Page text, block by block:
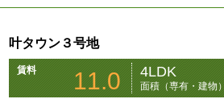
叶タウン３号地
賃料 11.0 4LDK
面積（専有・建物